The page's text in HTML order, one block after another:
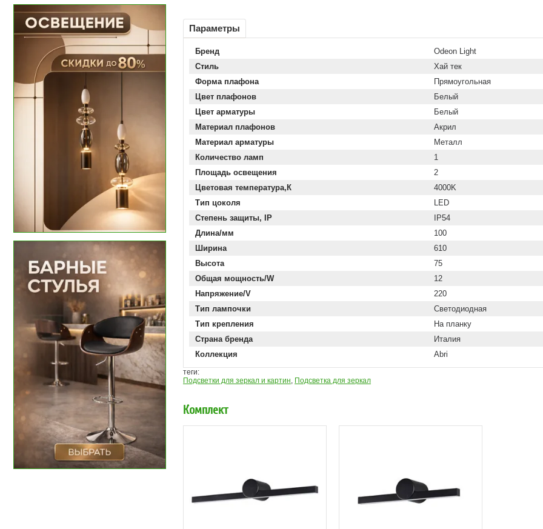
Параметры
Бренд
Odeon Light
Стиль
Хай тек
Форма плафона
Прямоугольная
Цвет плафонов
Белый
Цвет арматуры
Белый
Материал плафонов
Акрил
Материал арматуры
Металл
Количество ламп
1
Площадь освещения
2
Цветовая температура,К
4000K
Тип цоколя
LED
Степень защиты, IP
IP54
Длина/мм
100
Ширина
610
Высота
75
Общая мощность/W
12
Напряжение/V
220
Тип лампочки
Светодиодная
Тип крепления
На планку
Страна бренда
Италия
Коллекция
Abri
теги:
Подсветки для зеркал и картин, Подсветка для зеркал
Комплект